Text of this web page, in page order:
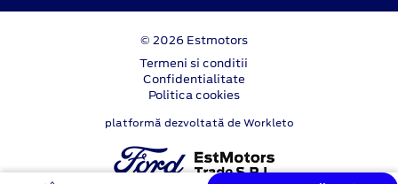
© 2026 Estmotors
Termeni si conditii
Confidentialitate
Politica cookies
platformă dezvoltată de Workleto